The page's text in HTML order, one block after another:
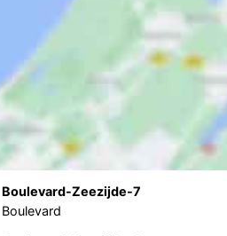
Boulevard-Zeezijde-7
Boulevard